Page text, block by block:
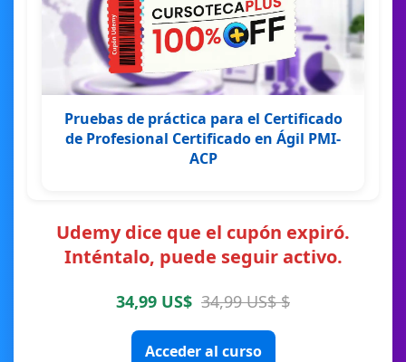
Pruebas de práctica para el Certificado
de Profesional Certificado en Ágil PMI-
ACP
Udemy dice que el cupón expiró.
Inténtalo, puede seguir activo.
34,99 US$ 34,99 US$ $
Acceder al curso